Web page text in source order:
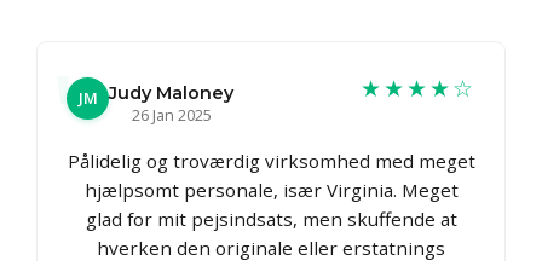
JM Judy Maloney
26 Jan 2025
★★★★☆
Pålidelig og troværdig virksomhed med meget
hjælpsomt personale, især Virginia. Meget
glad for mit pejsindsats, men skuffende at
hverken den originale eller erstatnings